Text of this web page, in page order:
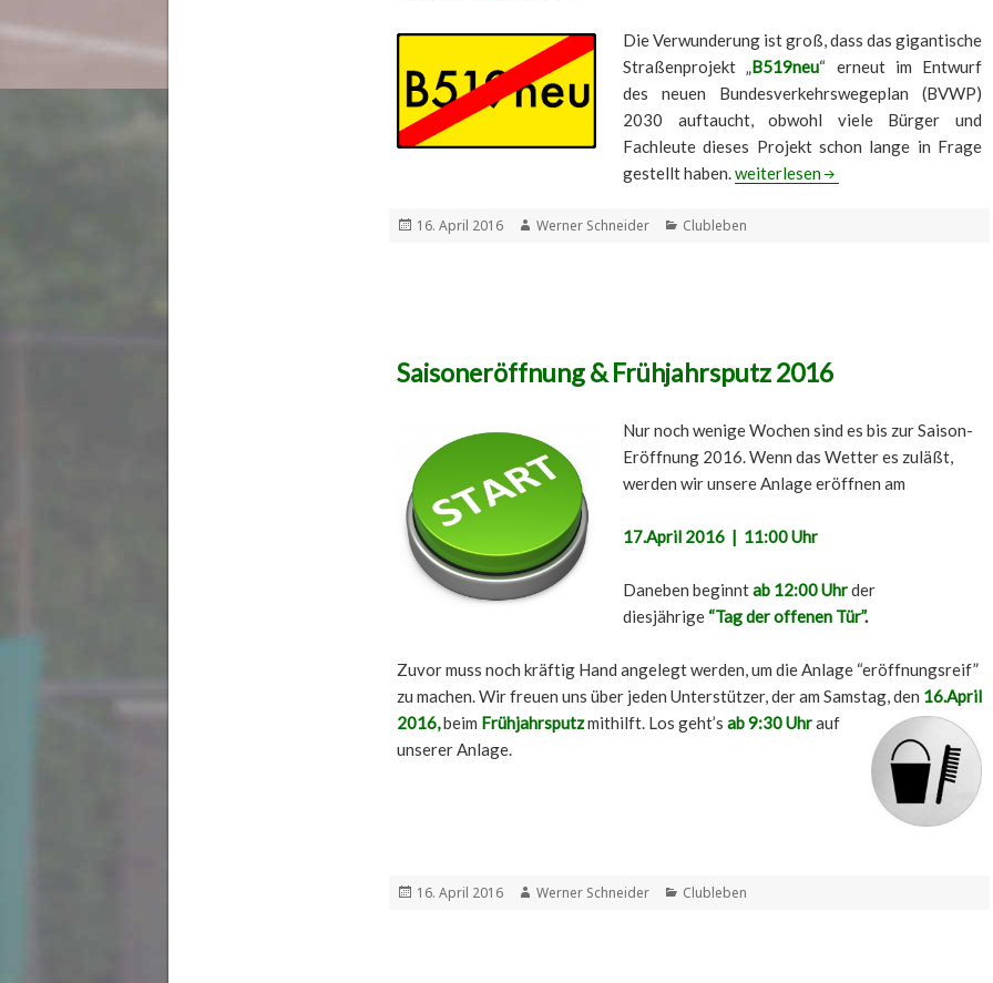
Die Verwunderung ist groß, dass das gigantische
Straßenprojekt „B519neu“ erneut im Entwurf
des neuen Bundesverkehrswegeplan (BVWP)
2030 auftaucht, obwohl viele Bürger und
Fachleute dieses Projekt schon lange in Frage
gestellt haben.B519 und der Krifteler Tennisclub
weiterlesen
Veröffentlicht
16. April 2016 Autor
Werner Schneider Kategorien
Clubleben
Saisoneröffnung & Frühjahrsputz 2016
Nur noch wenige Wochen sind es bis zur Saison-
Eröffnung 2016. Wenn das Wetter es zuläßt,
werden wir unsere Anlage eröffnen am
17.April 2016 | 11:00 Uhr
Daneben beginntab 12:00 Uhrder
diesjährige “Tag der offenen Tür”.
Zuvor muss noch kräftig Hand angelegt werden, um die Anlage “eröffnungsreif”
zu machen. Wir freuen uns über jeden Unterstützer, der am Samstag, den 16.April
2016,beim Frühjahrsputzmithilft. Los geht’s ab 9:30 Uhrauf
unserer Anlage.
Veröffentlicht
16. April 2016 Autor
Werner Schneider Kategorien
Clubleben